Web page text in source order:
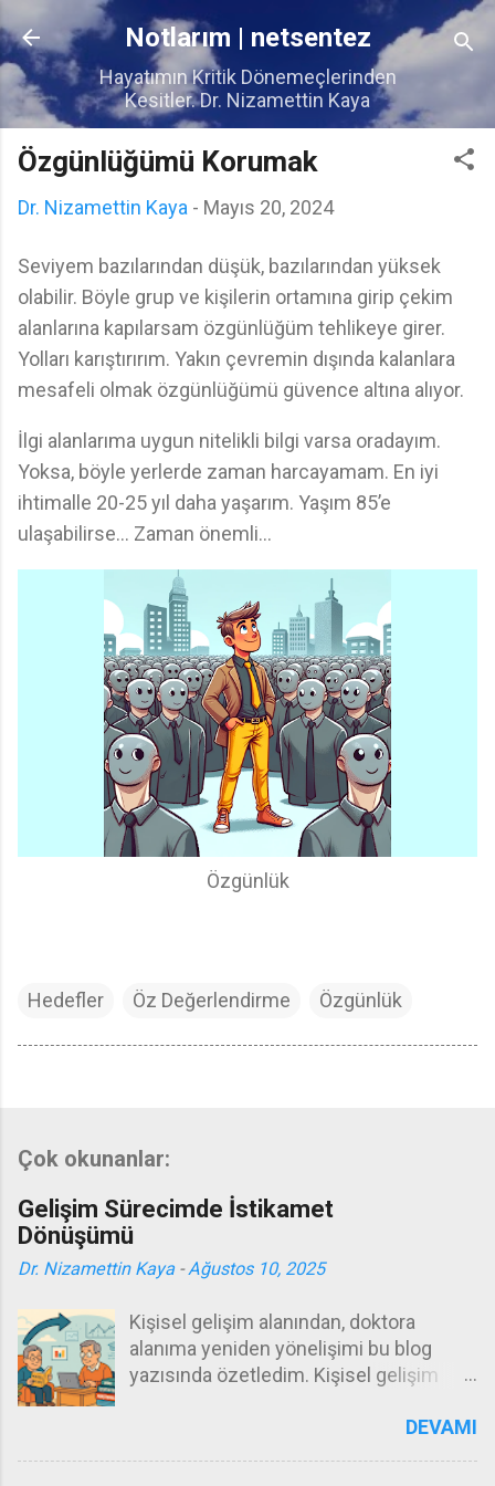
Ana içeriğe atla
Notlarım | netsentez
Hayatımın Kritik Dönemeçlerinden
Kesitler. Dr. Nizamettin Kaya
Özgünlüğümü Korumak
Dr. Nizamettin Kaya - Mayıs 20, 2024
Seviyem bazılarından düşük, bazılarından yüksek
olabilir. Böyle grup ve kişilerin ortamına girip çekim
alanlarına kapılarsam özgünlüğüm tehlikeye girer.
Yolları karıştırırım. Yakın çevremin dışında kalanlara
mesafeli olmak özgünlüğümü güvence altına alıyor.
İlgi alanlarıma uygun nitelikli bilgi varsa oradayım.
Yoksa, böyle yerlerde zaman harcayamam. En iyi
ihtimalle 20-25 yıl daha yaşarım. Yaşım 85’e
ulaşabilirse… Zaman önemli…
Özgünlük
Hedefler Öz Değerlendirme Özgünlük
Çok okunanlar:
Gelişim Sürecimde İstikamet
Dönüşümü
Dr. Nizamettin Kaya -Ağustos 10, 2025
Kişisel gelişim alanından, doktora
alanıma yeniden yönelişimi bu blog
yazısında özetledim. Kişisel gelişim
önce kendim ihtiyaç duydum. BuDEVAMI